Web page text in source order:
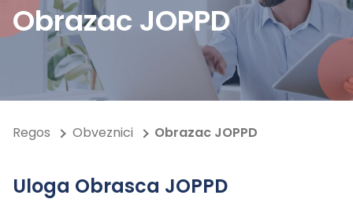
Obrazac JOPPD
Regos Obveznici Obrazac JOPPD
Uloga Obrasca JOPPD